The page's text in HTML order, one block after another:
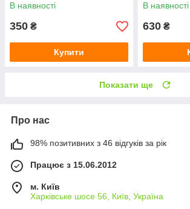
В наявності
350 ₴
Купити
В наявності
630 ₴
Показати ще
Про нас
98% позитивних з 46 відгуків за рік
Працює з 15.06.2012
м. Київ
Харківське шосе 56, Київ, Україна